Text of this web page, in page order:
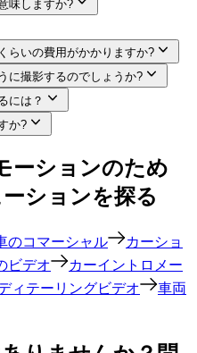
さい。
オ
応するAI搭載ビ
の技術的な側面を担当し、
ラーのプロモーション、中